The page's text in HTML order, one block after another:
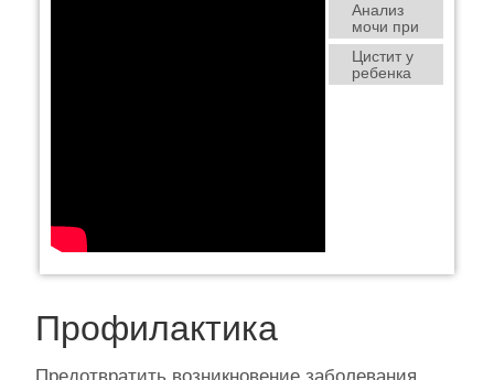
Анализ
мочи при
инфекциях
мочевыводящих
путей
Цистит у
ребенка
Профилактика